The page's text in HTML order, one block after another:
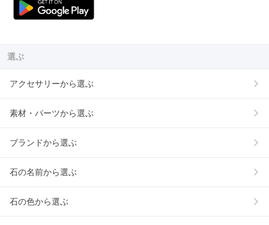
選ぶ
アクセサリーから選ぶ
素材・パーツから選ぶ
ブランドから選ぶ
石の名前から選ぶ
石の色から選ぶ